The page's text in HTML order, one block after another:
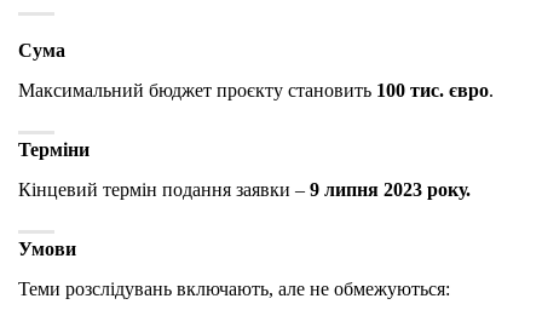
Сума
Максимальний бюджет проєкту становить 100 тис. євро.
Терміни
Кінцевий термін подання заявки – 9 липня 2023 року.
Умови
Теми розслідувань включають, але не обмежуються: